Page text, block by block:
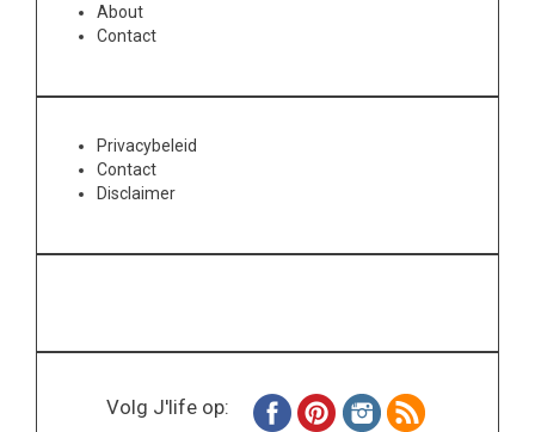
About
Contact
Privacybeleid
Contact
Disclaimer
Volg J'life op: